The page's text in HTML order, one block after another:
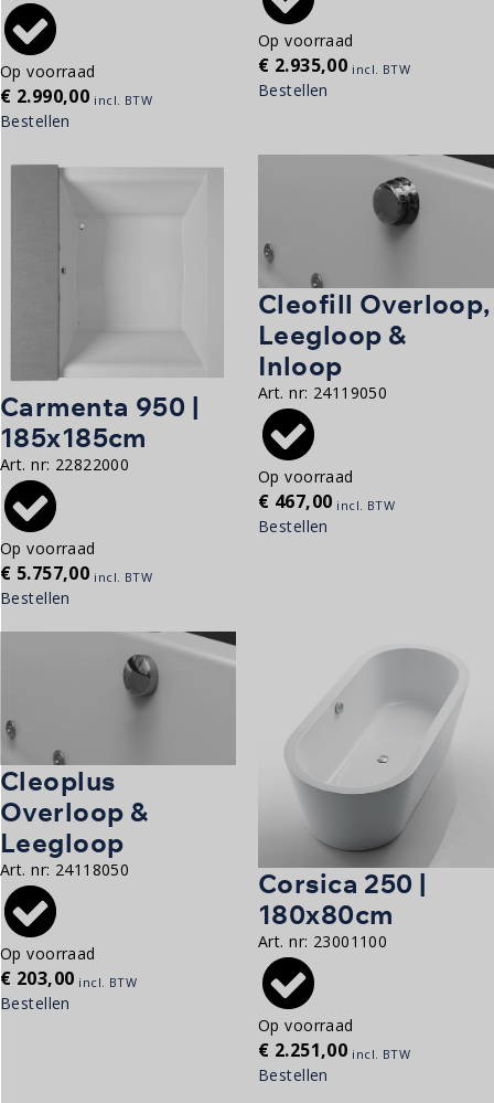
Op voorraad
€ 2.990,00 incl. BTW
Bestellen
Op voorraad
€ 2.935,00 incl. BTW
Bestellen
Carmenta 950 |
185x185cm
Art. nr: 22822000
Op voorraad
€ 5.757,00 incl. BTW
Bestellen
Cleofill Overloop,
Leegloop &
Inloop
Art. nr: 24119050
Op voorraad
€ 467,00 incl. BTW
Bestellen
Cleoplus
Overloop &
Leegloop
Art. nr: 24118050
Op voorraad
€ 203,00 incl. BTW
Bestellen
Corsica 250 |
180x80cm
Art. nr: 23001100
Op voorraad
€ 2.251,00 incl. BTW
Bestellen